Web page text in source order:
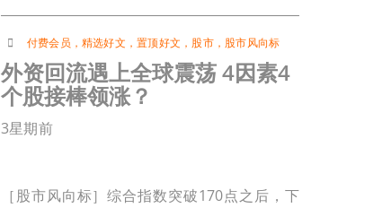
付费会员 ，精选好文 ，置顶好文 ， 股市， 股市风向标
外资回流遇上全球震荡 4因素4
个股接棒领涨？
3星期前
［股市风向标］综合指数突破170点之后，下